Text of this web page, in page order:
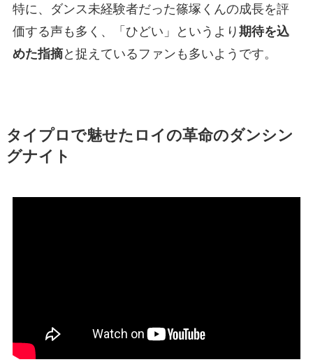
特に、ダンス未経験者だった篠塚くんの成長を評
価する声も多く、「ひどい」というより 期待を込
めた指摘と捉えているファンも多いようです。
タイプロで魅せたロイの革命のダンシン
グナイト